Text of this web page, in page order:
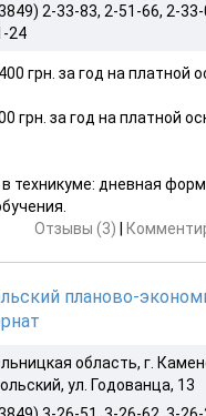
2-33-83, 2-51-66, 2-33-
24
грн. за год на платной
грн. за год на платной
техникуме: дневная
Отзывы (3)
планово-
область, г.
ул. Годованца, 13